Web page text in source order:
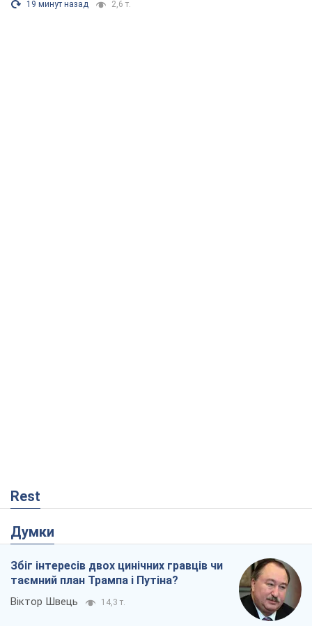
19 минут назад 2,6 т.
Rest
Думки
Збіг інтересів двох цинічних гравців чи
таємний план Трампа і Путіна?
Віктор Швець 14,3 т.